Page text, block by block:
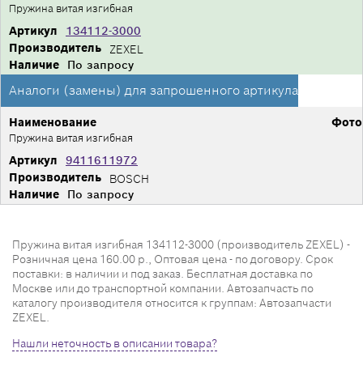
Производитель ZEXEL
Артикул 134112-3000
Пружина витая изгибная
Наличие По запросу
Аналоги (замены) для запрошенного артикула
Фото
Производитель BOSCH
Артикул 9411611972
Наименование
Пружина витая изгибная
Наличие По запросу
Пружина витая изгибная 134112-3000 (производитель ZEXEL) -
Розничная цена 160.00 р., Оптовая цена - по договору. Срок
поставки: в наличии и под заказ. Бесплатная доставка по
Москве или до транспортной компании. Автозапчасть по
каталогу производителя относится к группам: Автозапчасти
ZEXEL.
Нашли неточность в описании товара?